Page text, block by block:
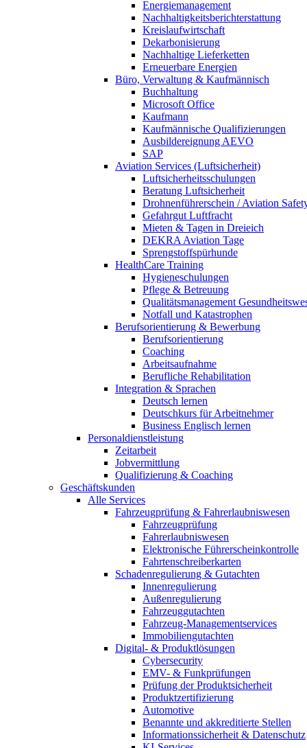
Energiemanagement
Nachhaltigkeitsberichterstattung
Kreislaufwirtschaft
Dekarbonisierung
Nachhaltige Lieferketten
Erneuerbare Energien
Büro, Verwaltung & Kaufmännisch
Buchhaltung
Microsoft Office
Kaufmann
Kaufmännische Qualifizierungen
Ausbildereignung AEVO
SAP
Aviation Services (Luftsicherheit)
Luftsicherheitsschulungen
Beratung Luftsicherheit
Drohnenführerschein / Aviation
Gefahrgut Luftfracht
Mieten & Tagen in Dreieich
DEKRA Aviation Tage
Sprengstoffspürhunde
HealthCare Training
Hygieneschulungen
Pflege & Betreuung
Qualitätsmanagement
Notfall und Katastrophen
Berufsorientierung & Bewerbung
Berufsorientierung
Coaching
Arbeitsaufnahme
Berufliche Rehabilitation
Integration & Sprachen
Deutsch lernen
Deutschkurs für Arbeitnehmer
Business Englisch lernen
Personaldienstleistung
Zeitarbeit
Jobvermittlung
Qualifizierung & Coaching
Geschäftskunden
Alle Services
Fahrzeugprüfung & Fahrerlaubniswesen
Fahrzeugprüfung
Fahrerlaubniswesen
Elektronische Führerscheinkontrolle
Fahrtenschreiberkarten
Schadenregulierung & Gutachten
Innenregulierung
Außenregulierung
Fahrzeuggutachten
Fahrzeug-Managementservices
Immobiliengutachten
Digital- & Produktlösungen
Cybersecurity
EMV- & Funkprüfungen
Prüfung der Produktsicherheit
Produktzertifizierung
Automotive
Benannte und akkreditierte Stellen
Informationssicherheit & Datenschutz